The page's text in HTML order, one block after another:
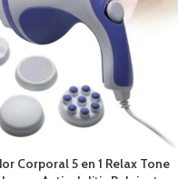
en 30s
iónico para menos Frizz sellar
del cabello y aumentar la
humedad
de 800W proporciona el calor
garantizar cobertura de aire y
calor
Corporal 5 en 1 Relax Tone